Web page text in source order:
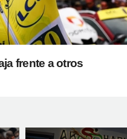
frente a otros